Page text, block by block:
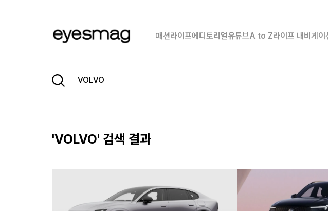
패션라이프에디토리얼유튜브A to Z라이프 내비게이
'VOLVO' 검색 결과